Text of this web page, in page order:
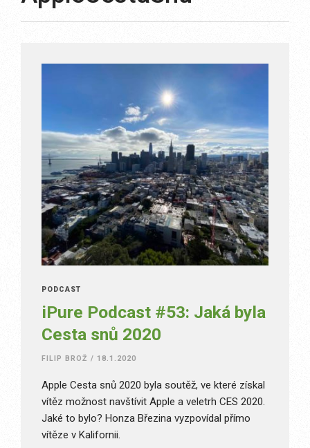
PODCAST
iPure Podcast #53: Jaká byla
Cesta snů 2020
FILIP BROŽ / 18.1.2020
Apple Cesta snů 2020 byla soutěž, ve které získal
vítěz možnost navštívit Apple a veletrh CES 2020.
Jaké to bylo? Honza Březina vyzpovídal přímo
vítěze v Kalifornii.